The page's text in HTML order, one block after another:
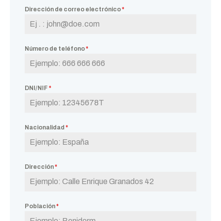
Dirección de correo electrónico*
Número de teléfono*
DNI/NIF *
Nacionalidad *
Dirección*
Población*